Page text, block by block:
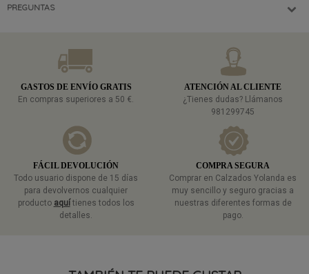
PREGUNTAS
GASTOS DE ENVÍO GRATIS
En compras superiores a 50 €.
ATENCIÓN AL CLIENTE
¿Tienes dudas? Llámanos
981299745
FÁCIL DEVOLUCIÓN
Todo usuario dispone de 15 días
para devolvernos cualquier
producto aquí tienes todos los
detalles.
COMPRA SEGURA
Comprar en Calzados Yolanda es
muy sencillo y seguro gracias a
nuestras diferentes formas de
pago.